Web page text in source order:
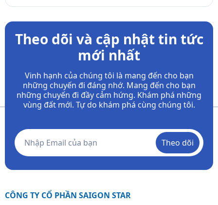
Theo dõi và cập nhật tin tức
mới nhất
Vinh hạnh của chúng tôi là mang đến cho bạn
những chuyến đi đáng nhớ. Mang đến cho bạn
những chuyến đi đầy cảm hứng. Khám phá những
vùng đất mới. Tự do khám phá cùng chúng tôi.
Theo dõi
CÔNG TY CỔ PHẦN SAIGON STAR